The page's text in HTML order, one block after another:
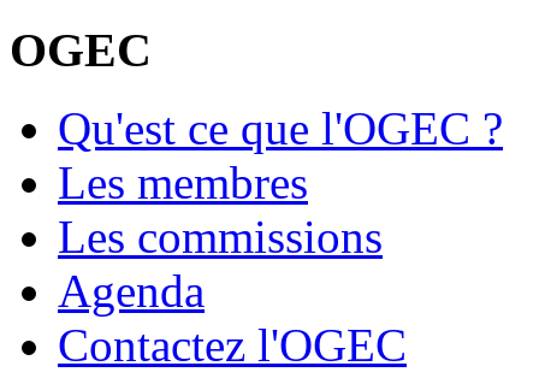
OGEC
Qu'est ce que l'OGEC ?
Les membres
Les commissions
Agenda
Contactez l'OGEC